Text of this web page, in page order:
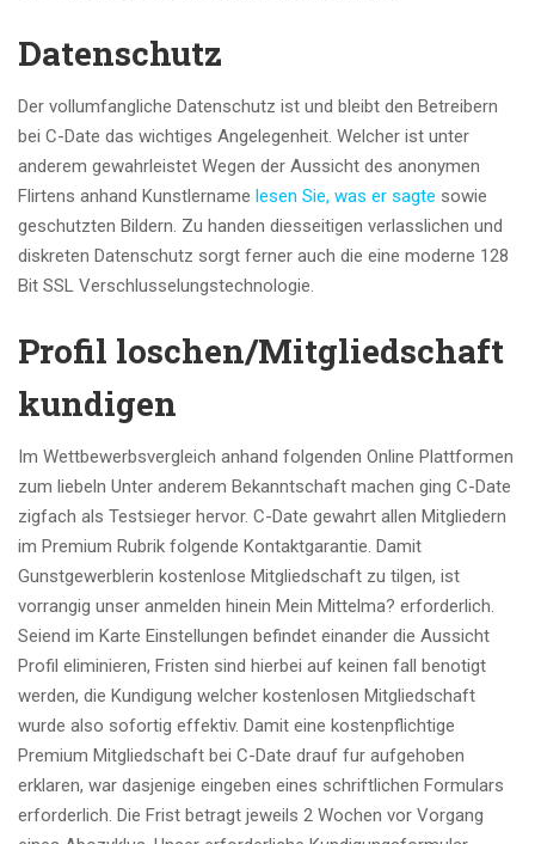
Datenschutz
Der vollumfangliche Datenschutz ist und bleibt den Betreibern
bei C-Date das wichtiges Angelegenheit. Welcher ist unter
anderem gewahrleistet Wegen der Aussicht des anonymen
Flirtens anhand Kunstlername lesen Sie, was er sagte sowie
geschutzten Bildern. Zu handen diesseitigen verlasslichen und
diskreten Datenschutz sorgt ferner auch die eine moderne 128
Bit SSL Verschlusselungstechnologie.
Profil loschen/Mitgliedschaft
kundigen
Im Wettbewerbsvergleich anhand folgenden Online Plattformen
zum liebeln Unter anderem Bekanntschaft machen ging C-Date
zigfach als Testsieger hervor. C-Date gewahrt allen Mitgliedern
im Premium Rubrik folgende Kontaktgarantie. Damit
Gunstgewerblerin kostenlose Mitgliedschaft zu tilgen, ist
vorrangig unser anmelden hinein Mein Mittelma? erforderlich.
Seiend im Karte Einstellungen befindet einander die Aussicht
Profil eliminieren, Fristen sind hierbei auf keinen fall benotigt
werden, die Kundigung welcher kostenlosen Mitgliedschaft
wurde also sofortig effektiv. Damit eine kostenpflichtige
Premium Mitgliedschaft bei C-Date drauf fur aufgehoben
erklaren, war dasjenige eingeben eines schriftlichen Formulars
erforderlich. Die Frist betragt jeweils 2 Wochen vor Vorgang